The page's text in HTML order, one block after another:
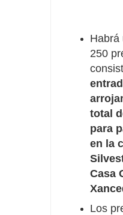
Habrá
250
total
para
en la
Casa
Los